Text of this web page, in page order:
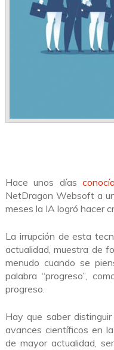
Hace unos días
NetDragon Websoft a
meses la IA logró hacer
La irrupción de esta
actualidad, muestra de
menudo cuando se
palabra “progreso”,
progreso.
Hay que saber
avances científicos en
de mayor actualidad,